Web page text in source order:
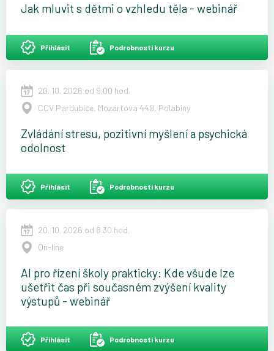
Jak mluvit s dětmi o vzhledu těla - webinář
Přihlásit Podrobnosti kurzu
20. 10. 2026 od 9.00 hod.
CCV Pardubice, Mozartova 449, Polabiny
Zvládání stresu, pozitivní myšlení a psychická
odolnost
Přihlásit Podrobnosti kurzu
20. 10. 2026 od 8.30 hod.
On-line
AI pro řízení školy prakticky: Kde všude lze
ušetřit čas při současném zvýšení kvality
výstupů - webinář
Přihlásit Podrobnosti kurzu